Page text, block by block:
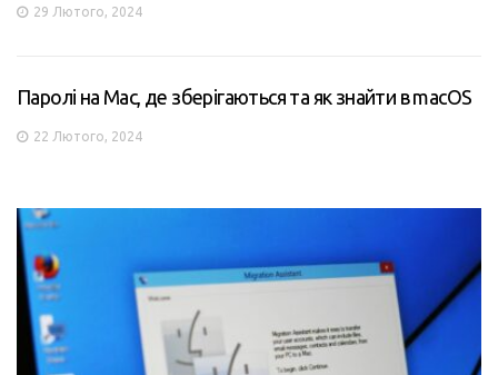
29 Лютого, 2024
Паролі на Mac, де зберігаються та як знайти в macOS
22 Лютого, 2024